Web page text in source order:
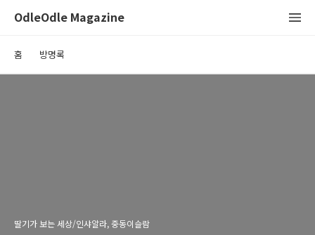
OdleOdle Magazine
홈 방명록
딸기가 보는 세상/인샤알라, 중동이슬람